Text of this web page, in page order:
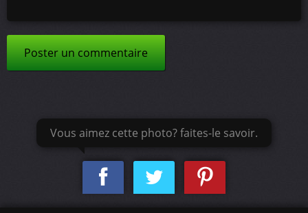
Poster un commentaire
Vous aimez cette photo? faites-le savoir.